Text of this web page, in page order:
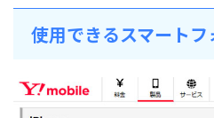
使用できるスマートフ